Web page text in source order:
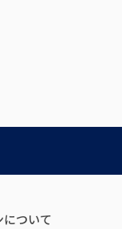
ついて